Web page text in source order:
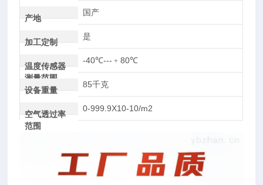
产地
国产
加工定制
是
温度传感器
测量范围
-40℃---﹢80℃
设备重量
85千克
空气透过率
范围
0-999.9X10-10/m2